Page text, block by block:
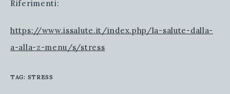
Riferimenti:
https://www.issalute.it/index.php/la-salute-dalla-
a-alla-z-menu/s/stress
TAG: STRESS